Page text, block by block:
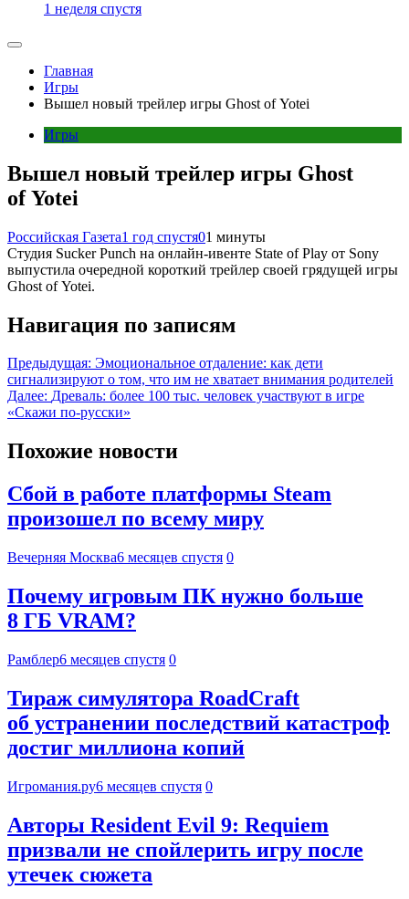
1 неделя спустя
Главная
Игры
Вышел новый трейлер игры Ghost of Yotei
Игры
Вышел новый трейлер игры Ghost
of Yotei
Российская Газета1 год спустя01 минуты
Студия Sucker Punch на онлайн-ивенте State of Play от Sony
выпустила очередной короткий трейлер своей грядущей игры
Ghost of Yotei.
Навигация по записям
Предыдущая: Эмоциональное отдаление: как дети
сигнализируют о том, что им не хватает внимания родителей
Далее: Древаль: более 100 тыс. человек участвуют в игре
«Скажи по-русски»
Похожие новости
Сбой в работе платформы Steam
произошел по всему миру
Вечерняя Москва6 месяцев спустя 0
Почему игровым ПК нужно больше
8 ГБ VRAM?
Рамблер6 месяцев спустя 0
Тираж симулятора RoadCraft
об устранении последствий катастроф
достиг миллиона копий
Игромания.ру6 месяцев спустя 0
Авторы Resident Evil 9: Requiem
призвали не спойлерить игру после
утечек сюжета